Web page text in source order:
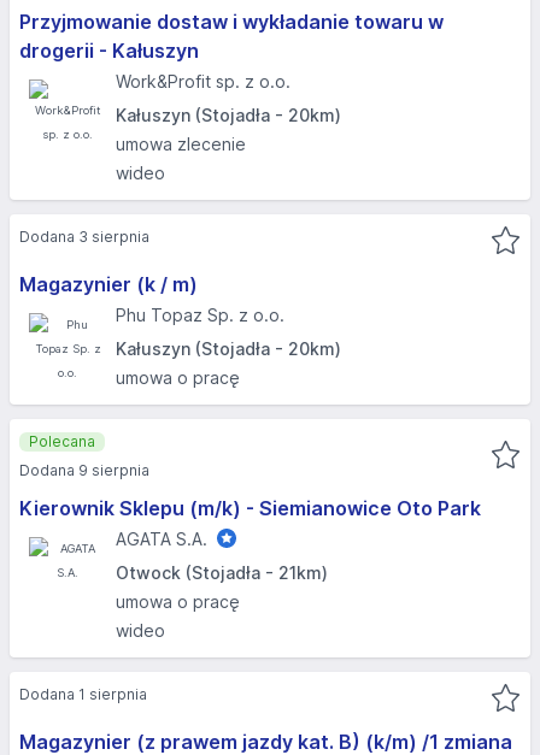
Przyjmowanie dostaw i wykładanie towaru w
drogerii - Kałuszyn
Work&Profit sp. z o.o.
Kałuszyn (Stojadła - 20km)
umowa zlecenie
wideo
Magazynier (k / m)
Phu Topaz Sp. z o.o.
Kałuszyn (Stojadła - 20km)
umowa o pracę
Dodana 3 sierpnia
Kierownik Sklepu (m/k) - Siemianowice Oto Park
AGATA S.A.
Otwock (Stojadła - 21km)
umowa o pracę
wideo
Polecana
Dodana 9 sierpnia
Magazynier (z prawem jazdy kat. B) (k/m) /1 zmiana
Dodana 1 sierpnia